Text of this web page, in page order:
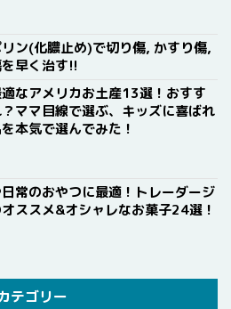
ン(化膿止め)で切り傷, かすり傷,
早く治す!!
なアメリカお土産13選！おすす
ママ目線で選ぶ、キッズに喜ばれ
本気で選んでみた！
常のおやつに最適！トレーダージ
ススメ&オシャレなお菓子24選！
テゴリー